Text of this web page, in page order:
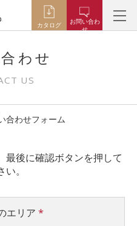
カタログ
お問い合わ
せ
わせ
US
合わせフォーム
最後に確認ボタンを押して
い。
エリア*